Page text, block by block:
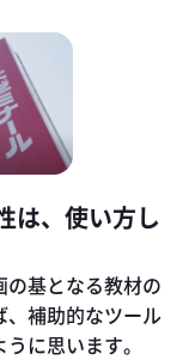
は、使い方し
基となる教材の
、補助的なツール
に思います。